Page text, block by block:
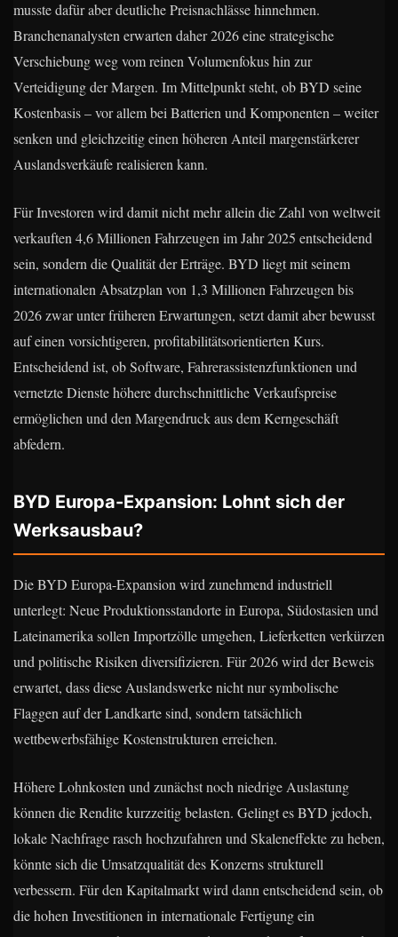
musste dafür aber deutliche Preisnachlässe hinnehmen.
Branchenanalysten erwarten daher 2026 eine strategische
Verschiebung weg vom reinen Volumenfokus hin zur
Verteidigung der Margen. Im Mittelpunkt steht, ob BYD seine
Kostenbasis – vor allem bei Batterien und Komponenten – weiter
senken und gleichzeitig einen höheren Anteil margenstärkerer
Auslandsverkäufe realisieren kann.
Für Investoren wird damit nicht mehr allein die Zahl von weltweit
verkauften 4,6 Millionen Fahrzeugen im Jahr 2025 entscheidend
sein, sondern die Qualität der Erträge. BYD liegt mit seinem
internationalen Absatzplan von 1,3 Millionen Fahrzeugen bis
2026 zwar unter früheren Erwartungen, setzt damit aber bewusst
auf einen vorsichtigeren, profitabilitätsorientierten Kurs.
Entscheidend ist, ob Software, Fahrerassistenzfunktionen und
vernetzte Dienste höhere durchschnittliche Verkaufspreise
ermöglichen und den Margendruck aus dem Kerngeschäft
abfedern.
BYD Europa-Expansion: Lohnt sich der
Werksausbau?
Die BYD Europa-Expansion wird zunehmend industriell
unterlegt: Neue Produktionsstandorte in Europa, Südostasien und
Lateinamerika sollen Importzölle umgehen, Lieferketten verkürzen
und politische Risiken diversifizieren. Für 2026 wird der Beweis
erwartet, dass diese Auslandswerke nicht nur symbolische
Flaggen auf der Landkarte sind, sondern tatsächlich
wettbewerbsfähige Kostenstrukturen erreichen.
Höhere Lohnkosten und zunächst noch niedrige Auslastung
können die Rendite kurzzeitig belasten. Gelingt es BYD jedoch,
lokale Nachfrage rasch hochzufahren und Skaleneffekte zu heben,
könnte sich die Umsatzqualität des Konzerns strukturell
verbessern. Für den Kapitalmarkt wird dann entscheidend sein, ob
die hohen Investitionen in internationale Fertigung ein